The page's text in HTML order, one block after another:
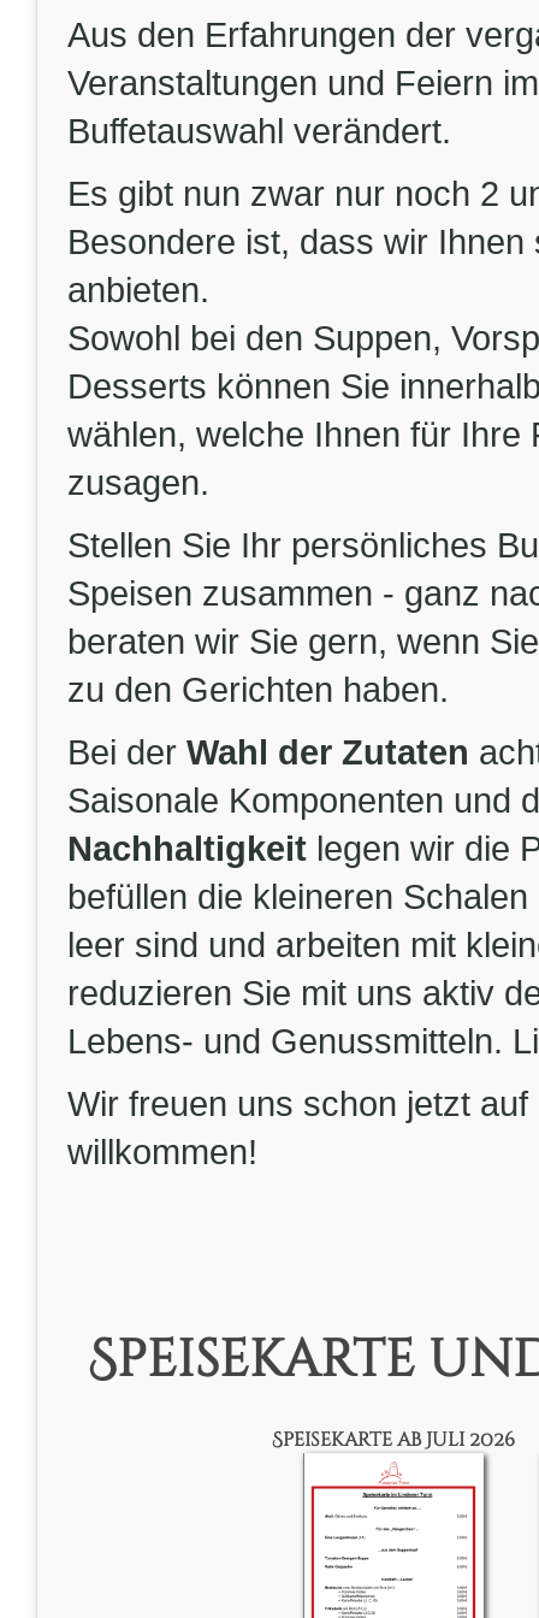
Aus den Erfahrungen der
Veranstaltungen und Feiern
Buffetauswahl verändert.
Es gibt nun zwar nur noch 2
Besondere ist, dass wir
anbieten.
Sowohl bei den Suppen,
Desserts können Sie
wählen, welche Ihnen für
zusagen.
Stellen Sie Ihr persönliches
Speisen zusammen - ganz
beraten wir Sie gern, wenn
zu den Gerichten haben.
Bei der Wahl der Zutaten
Saisonale Komponenten und
Nachhaltigkeit legen wir die
befüllen die kleineren
leer sind und arbeiten mit
reduzieren Sie mit uns aktiv
Lebens- und Genussmitteln.
Wir freuen uns schon jetzt
willkommen!
Speisekarte
Speisekarte ab Juli 2026